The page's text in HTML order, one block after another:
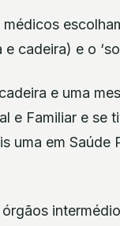
cadeira) e o
e uma
e Familiar e se
uma em Saúde